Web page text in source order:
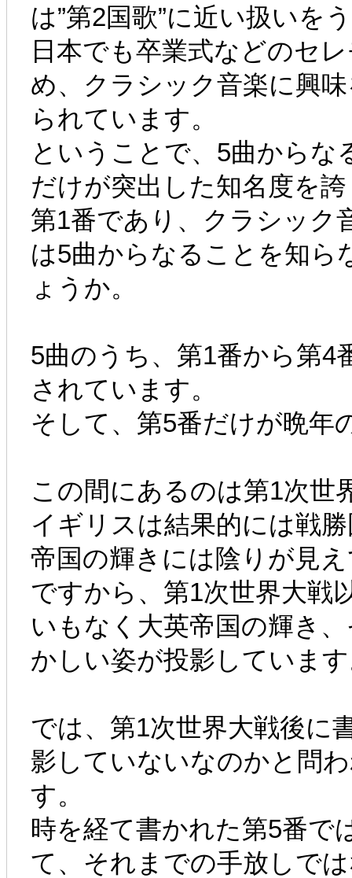
は”第2国歌”に近い扱いを
日本でも卒業式などのセ
め、クラシック音楽に興
られています。
ということで、5曲からな
だけが突出した知名度を
第1番であり、クラシック
は5曲からなることを知ら
ょうか。
5曲のうち、第1番から第4
されています。
そして、第5番だけが晩年
この間にあるのは第1次世
イギリスは結果的には戦
帝国の輝きには陰りが見
ですから、第1次世界大戦
いもなく大英帝国の輝き
かしい姿が投影していま
では、第1次世界大戦後に
影していないなのかと問
す。
時を経て書かれた第5番で
て、それまでの手放しで